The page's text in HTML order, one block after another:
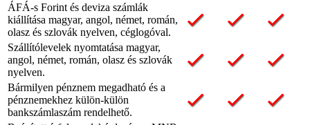
ÁFÁ-s Forint és deviza számlák
kiállítása magyar, angol, német, román,
olasz és szlovák nyelven, céglogóval.
Szállítólevelek nyomtatása magyar,
angol, német, román, olasz és szlovák
nyelven.
Bármilyen pénznem megadható és a
pénznemekhez külön-külön
bankszámlaszám rendelhető.